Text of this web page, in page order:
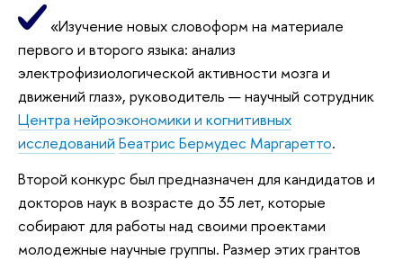
«Изучение новых словоформ на материале
первого и второго языка: анализ
электрофизиологической активности мозга и
движений глаз», руководитель — научный сотрудник
Центра нейроэкономики и когнитивных
исследований Беатрис Бермудес Маргаретто.
Второй конкурс был предназначен для кандидатов и
докторов наук в возрасте до 35 лет, которые
собирают для работы над своими проектами
молодежные научные группы. Размер этих грантов